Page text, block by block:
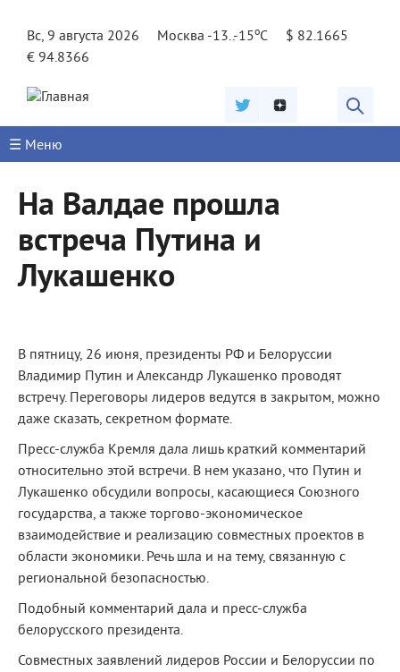
Вс, 9 августа 2026
Москва -13..-15oC
$ 82.1665
€ 94.8366
☰ Меню
На Валдае прошла
встреча Путина и
Лукашенко
В пятницу, 26 июня, президенты РФ и Белоруссии
Владимир Путин и Александр Лукашенко проводят
встречу. Переговоры лидеров ведутся в закрытом, можно
даже сказать, секретном формате.
Пресс-служба Кремля дала лишь краткий комментарий
относительно этой встречи. В нем указано, что Путин и
Лукашенко обсудили вопросы, касающиеся Союзного
государства, а также торгово-экономическое
взаимодействие и реализацию совместных проектов в
области экономики. Речь шла и на тему, связанную с
региональной безопасностью.
Подобный комментарий дала и пресс-служба
белорусского президента.
Совместных заявлений лидеров России и Белоруссии по